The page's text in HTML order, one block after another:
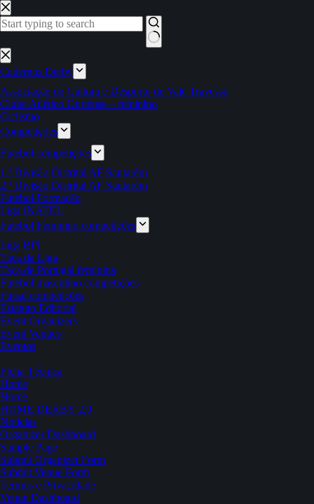
Pular
para
o
Sem
resultados
Cadernos Derby
Associação de Cultura e Desporto de Vale Travesso
Clube Atlético Ouriense – feminino
Ciclismo
Competições
Futebol competições
1.ª Divisão Distrital AF Santarém
2.ª Divisão Distrital AF Santarém
Futebol Formação
Liga INATEL
Futebol Feminino competições
Liga BPI
Taça da Liga
Taça de Portugal feminina
Futebol masculino competições
Futsal competições
Estatuto Editorial
Event Organizers
Event Venues
Eventos
Ficha Técnica
Home
Home
HOME DERBY 2.0
Notícias
Organizer Dashboard
Sample Page
Submit Organizer Form
Submit Venue Form
Termos e Privacidade
Venue Dashboard